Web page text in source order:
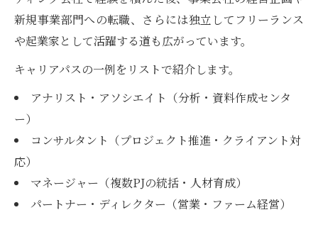
新規事業部門への転職、さらには独立してフリーランス
や起業家として活躍する道も広がっています。
キャリアパスの一例をリストで紹介します。
アナリスト・アソシエイト（分析・資料作成センタ
ー）
コンサルタント（プロジェクト推進・クライアント対
応）
マネージャー（複数PJの統括・人材育成）
パートナー・ディレクター（営業・ファーム経営）